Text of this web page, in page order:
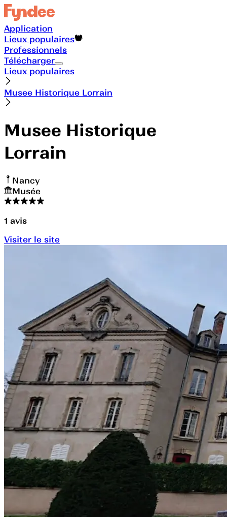
Application
Lieux populaires
Professionnels
Télécharger
Lieux populaires
Musee Historique Lorrain
Musee Historique
Lorrain
Nancy
Musée
1 avis
Visiter le site